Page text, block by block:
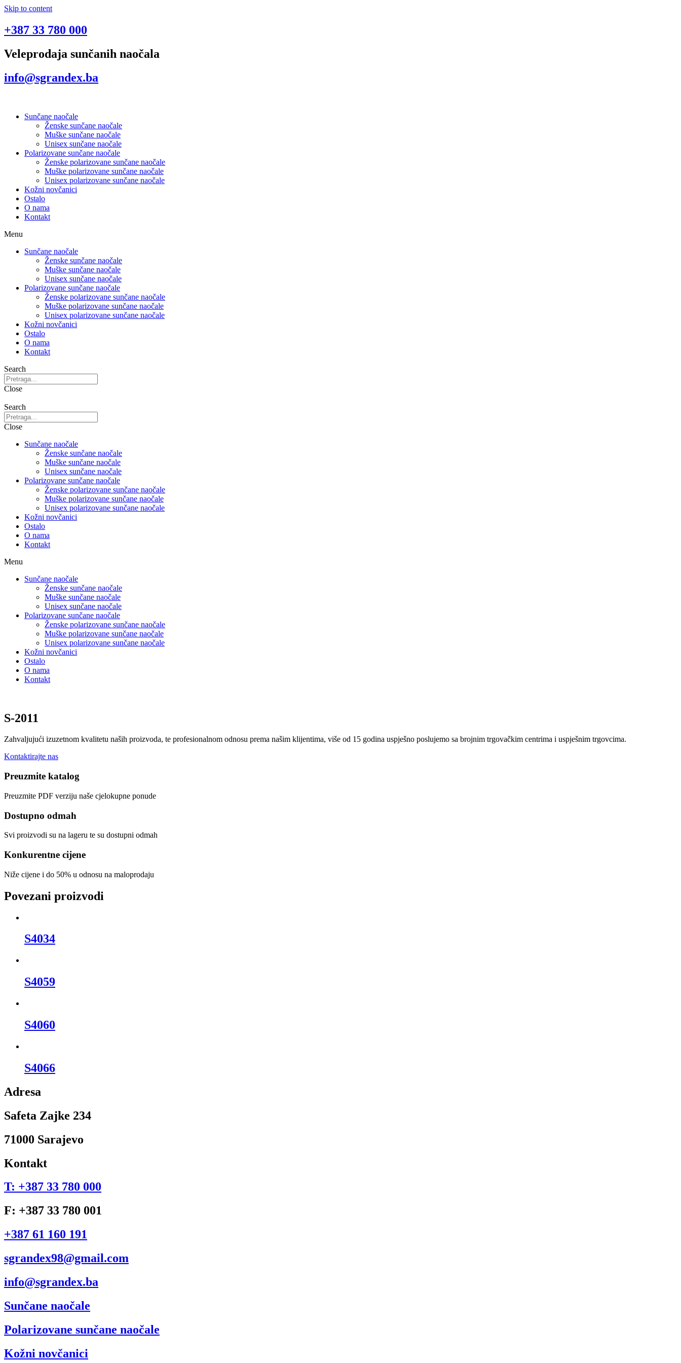
Skip to content
+387 33 780 000
Veleprodaja sunčanih naočala
info@sgrandex.ba
Sunčane naočale
Ženske sunčane naočale
Muške sunčane naočale
Unisex sunčane naočale
Polarizovane sunčane naočale
Ženske polarizovane sunčane naočale
Muške polarizovane sunčane naočale
Unisex polarizovane sunčane naočale
Kožni novčanici
Ostalo
O nama
Kontakt
Menu
Sunčane naočale
Ženske sunčane naočale
Muške sunčane naočale
Unisex sunčane naočale
Polarizovane sunčane naočale
Ženske polarizovane sunčane naočale
Muške polarizovane sunčane naočale
Unisex polarizovane sunčane naočale
Kožni novčanici
Ostalo
O nama
Kontakt
Search
Close
Search
Close
Sunčane naočale
Ženske sunčane naočale
Muške sunčane naočale
Unisex sunčane naočale
Polarizovane sunčane naočale
Ženske polarizovane sunčane naočale
Muške polarizovane sunčane naočale
Unisex polarizovane sunčane naočale
Kožni novčanici
Ostalo
O nama
Kontakt
Menu
Sunčane naočale
Ženske sunčane naočale
Muške sunčane naočale
Unisex sunčane naočale
Polarizovane sunčane naočale
Ženske polarizovane sunčane naočale
Muške polarizovane sunčane naočale
Unisex polarizovane sunčane naočale
Kožni novčanici
Ostalo
O nama
Kontakt
S-2011
Zahvaljujući izuzetnom kvalitetu naših proizvoda, te profesionalnom odnosu prema našim klijentima, više od 15 godina uspješno poslujemo sa brojnim trgovačkim centrima i uspješnim trgovcima.
Kontaktirajte nas
Preuzmite katalog
Preuzmite PDF verziju naše cjelokupne ponude
Dostupno odmah
Svi proizvodi su na lageru te su dostupni odmah
Konkurentne cijene
Niže cijene i do 50% u odnosu na maloprodaju
Povezani proizvodi
S4034
S4059
S4060
S4066
Adresa
Safeta Zajke 234
71000 Sarajevo
Kontakt
T: +387 33 780 000
F: +387 33 780 001
+387 61 160 191
sgrandex98@gmail.com
info@sgrandex.ba
Sunčane naočale
Polarizovane sunčane naočale
Kožni novčanici